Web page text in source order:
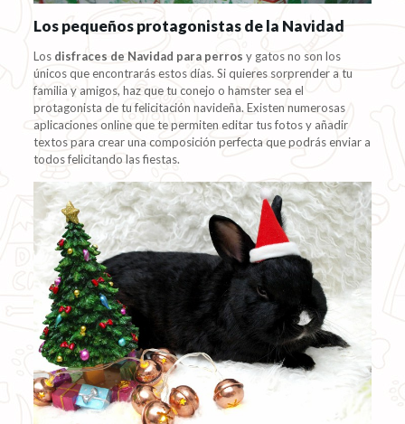
Los pequeños protagonistas de la Navidad
Los disfraces de Navidad para perros y gatos no son los
únicos que encontrarás estos días. Si quieres sorprender a tu
familia y amigos, haz que tu conejo o hamster sea el
protagonista de tu felicitación navideña. Existen numerosas
aplicaciones online que te permiten editar tus fotos y añadir
textos para crear una composición perfecta que podrás enviar a
todos felicitando las fiestas.